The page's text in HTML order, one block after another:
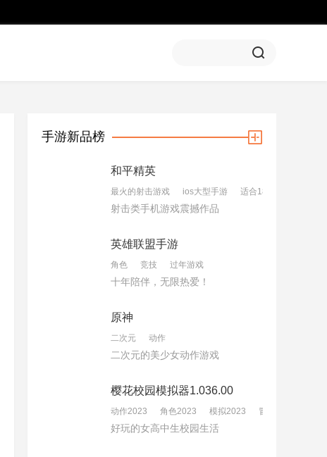
手游新品榜
和平精英
最火的射击游戏 ios大型手游 适合18岁玩的游戏
射击类手机游戏震撼作品
英雄联盟手游
角色 竞技 过年游戏
十年陪伴，无限热爱！
原神
二次元 动作
二次元的美少女动作游戏
樱花校园模拟器1.036.00
动作2023 角色2023 模拟2023 冒险2023
好玩的女高中生校园生活